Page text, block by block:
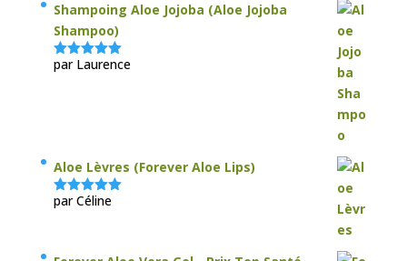
Shampoing Aloe Jojoba (Aloe Jojoba
Shampoo)
Note5sur
par Laurence
Aloe Lèvres (Forever Aloe Lips)
Note5sur
par Céline